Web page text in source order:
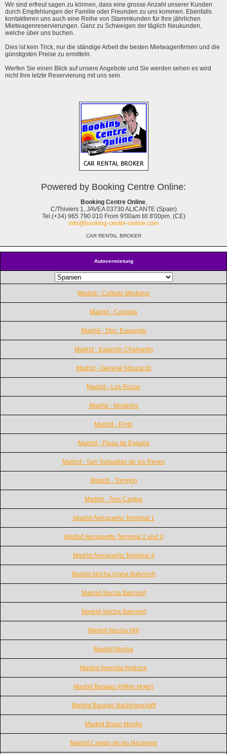
Autovermietung
Madrid - Collado Mediano
Madrid - Coslada
Madrid - Dtor. Esquerdo
Madrid - Estación Chamartin
Madrid - General Moscardó
Madrid - Las Rozas
Madrid - Mostoles
Madrid - Pinto
Madrid - Plaza de España
Madrid - San Sebastian de los Reyes
Madrid - Torrejón
Madrid - Tres Cantos
Madrid Aeropuerto Terminal 1
Madrid Aeropuerto Terminal 2 und 3
Madrid Aeropuerto Terminal 4
Madrid Atocha (nahe Bahnhof)
Madrid Atocha Bahnhof
Madrid Atocha Bahnhof
Madrid Atocha Hbf
Madrid Atocha
Madrid Avenida América
Madrid Barajas (Hilton Hotel)
Madrid Barajas Nachbarschaft
Madrid Bravo Murillo
Madrid Campo de las Naciones
Wir sind erfreut sagen zu können, dass eine grosse Anzahl unserer Kunden
durch Empfehlungen der Familie oder Freunden zu uns kommen. Ebenfalls
kontaktieren uns auch eine Reihe von Stammkunden für Ihre jährlichen
Mietwagenreservierungen. Ganz zu Schweigen der täglich Neukunden,
welche über uns buchen.
Dies ist kein Trick, nur die ständige Arbeit die besten Mietwagenfirmen und die
günstigsten Preise zu ermitteln.
Werfen Sie einen Blick auf unsere Angebote und Sie werden sehen es wird
nicht Ihre letzte Reservierung mit uns sein.
Powered by Booking Centre Online:
Booking Centre Online,
C/Thiviers 1, JAVEA 03730 ALICANTE (Spain)
Tel.(+34) 965 790 010 From 9'00am till 8'00pm. (CE)
info@booking-centre-online.com
CAR RENTAL BROKER